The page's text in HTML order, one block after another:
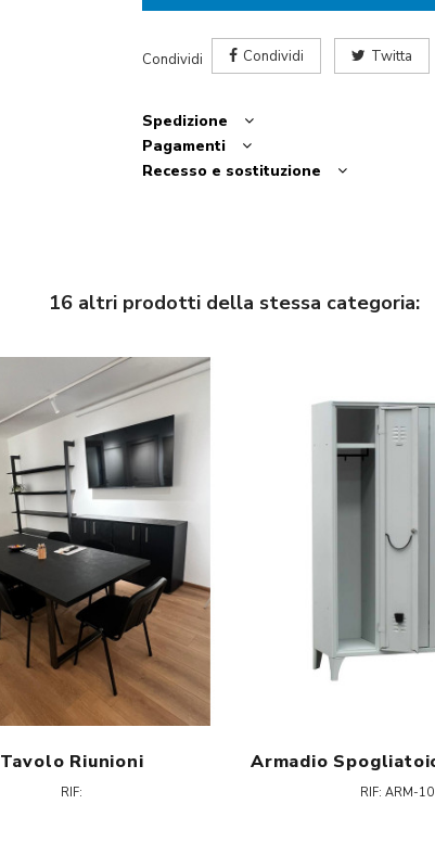
Condividi Condividi Twitta
Spedizione
Pagamenti
Recesso e sostituzione
16 altri prodotti della stessa categoria:
Tavolo Riunioni
RIF: RIF: ARM-10